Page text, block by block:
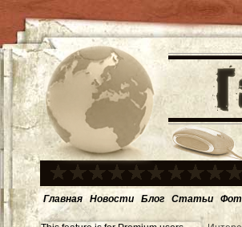
Главная Новости Блог Статьи